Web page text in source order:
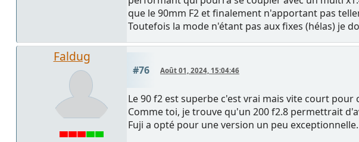
que le 90mm F2 et finalement n'apportant pas
Toutefois la mode n'étant pas aux fixes (hélas) je
Faldug
#76 Août 01, 2024, 15:04:46
Le 90 f2 est superbe c'est vrai mais vite court pour
Comme toi, je trouve qu'un 200 f2.8 permettrait
Fuji a opté pour une version un peu exceptionnelle.